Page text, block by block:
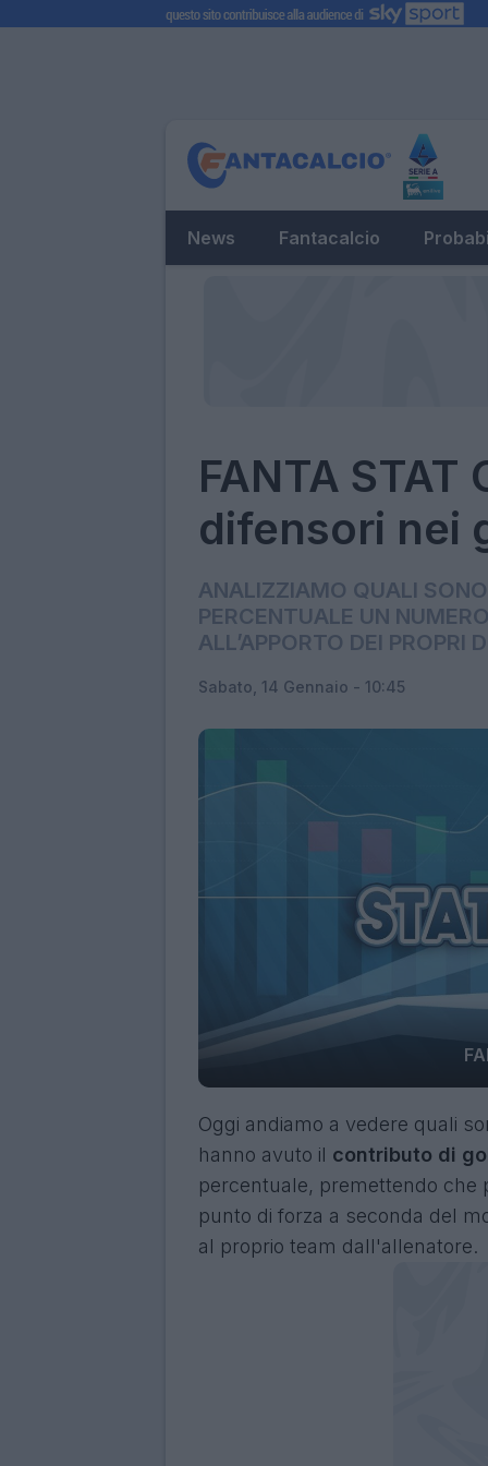
News Fantacalcio
FANTA STAT
difensori nei
ANALIZZIAMO QUALI
PERCENTUALE UN
ALL’APPORTO DEI PROPRI
Sabato, 14 Gennaio - 10:45
Oggi andiamo a vedere quali
hanno avuto il contributo di
percentuale, premettendo che
punto di forza a seconda del
al proprio team dall'allenatore.